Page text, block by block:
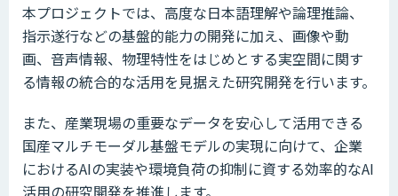
本プロジェクトでは、高度な日本語理解や論理推論、
指示遂行などの基盤的能力の開発に加え、画像や動
画、音声情報、物理特性をはじめとする実空間に関す
る情報の統合的な活用を見据えた研究開発を行います。
また、産業現場の重要なデータを安心して活用できる
国産マルチモーダル基盤モデルの実現に向けて、企業
におけるAIの実装や環境負荷の抑制に資する効率的なAI
活用の研究開発を推進します。